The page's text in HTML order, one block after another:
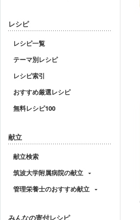
レシピ
レシピ一覧
テーマ別レシピ
レシピ索引
おすすめ厳選レシピ
無料レシピ100
献立
献立検索
筑波大学附属病院の献立
管理栄養士のおすすめ献立
みんなの寄付レシピ